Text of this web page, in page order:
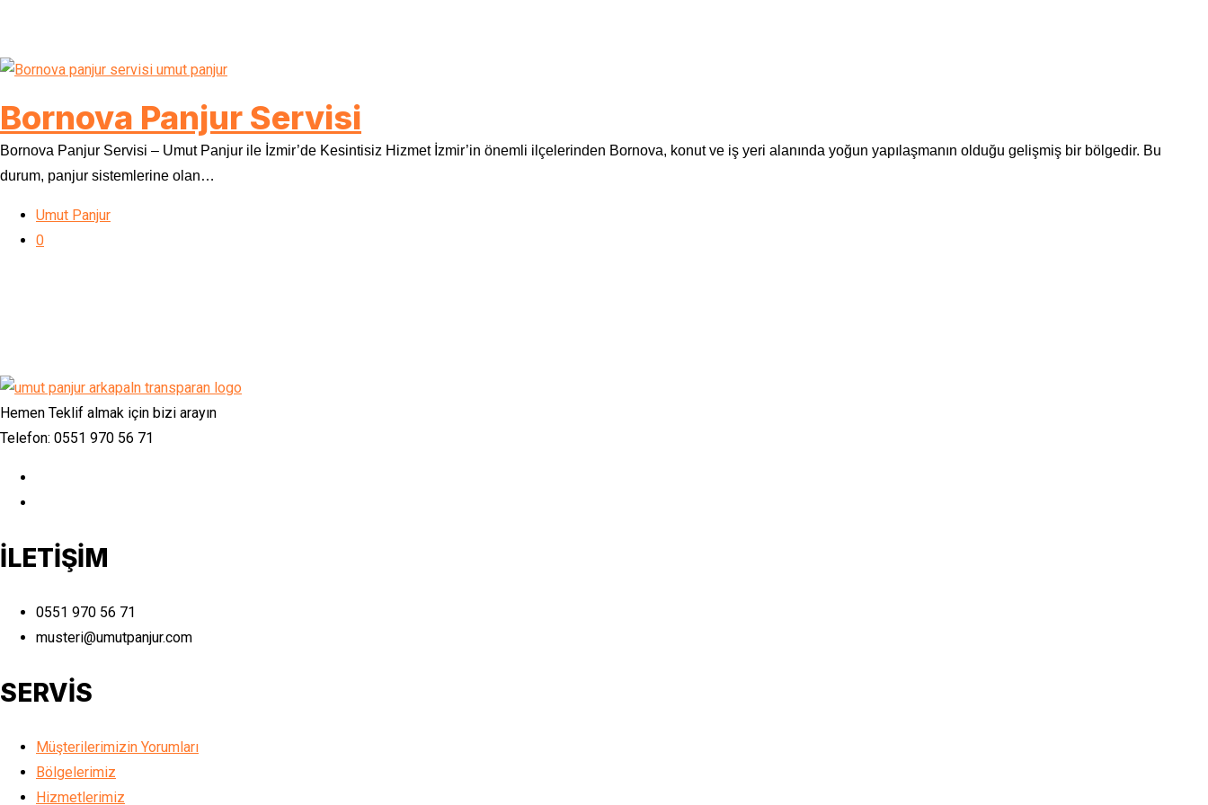
Bornova Panjur Servisi
Bornova Panjur Servisi – Umut Panjur ile İzmir’de Kesintisiz Hizmet İzmir’in önemli ilçelerinden Bornova, konut ve iş yeri alanında yoğun yapılaşmanın olduğu gelişmiş bir bölgedir. Bu
durum, panjur sistemlerine olan…
Umut Panjur
0
Hemen Teklif almak için bizi arayın
Telefon: 0551 970 56 71
İLETİŞİM
0551 970 56 71
musteri@umutpanjur.com
SERVİS
Müşterilerimizin Yorumları
Bölgelerimiz
Hizmetlerimiz